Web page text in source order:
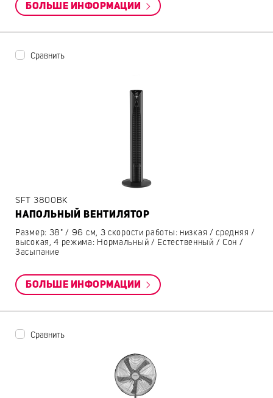
БОЛЬШЕ ИНФОРМАЦИИ
Сравнить
SFT 3800BK
НАПОЛЬНЫЙ ВЕНТИЛЯТОР
Размер: 38" / 96 см, 3 скорости работы: низкая / средняя /
высокая, 4 режима: Нормальный / Естественный / Сон /
Засыпание
БОЛЬШЕ ИНФОРМАЦИИ
Сравнить